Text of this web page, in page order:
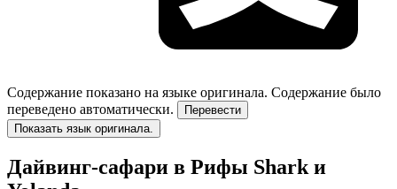
Содержание показано на языке оригинала. Содержание было
переведено автоматически.
Перевести
Показать язык оригинала.
Дайвинг-сафари в Рифы Shark и